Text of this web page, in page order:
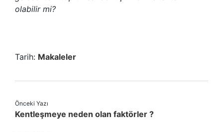
olabilir mi?
Tarih: Makaleler
Önceki Yazı
Kentleşmeye neden olan faktörler ?